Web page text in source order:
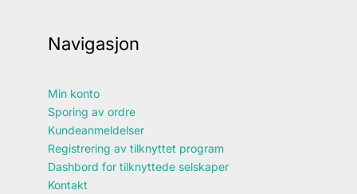
Navigasjon
Min konto
Sporing av ordre
Kundeanmeldelser
Registrering av tilknyttet program
Dashbord for tilknyttede selskaper
Kontakt